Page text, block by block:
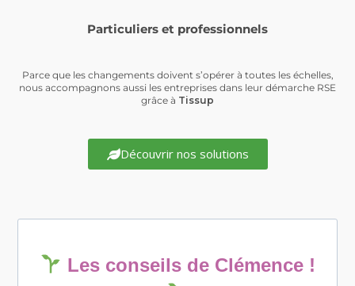
Particuliers et professionnels
Parce que les changements doivent s’opérer à toutes les échelles,
nous accompagnons aussi les entreprises dans leur démarche RSE
grâce à Tissup
Découvrir nos solutions
Les conseils de Clémence !